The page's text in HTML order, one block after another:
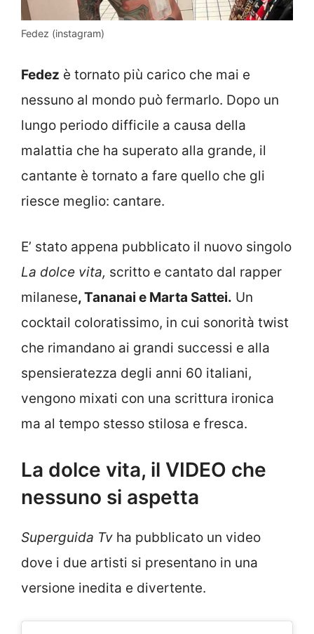
Fedez (instagram)
Fedez è tornato più carico che mai e
nessuno al mondo può fermarlo. Dopo un
lungo periodo difficile a causa della
malattia che ha superato alla grande, il
cantante è tornato a fare quello che gli
riesce meglio: cantare.
E’ stato appena pubblicato il nuovo singolo
La dolce vita, scritto e cantato dal rapper
milanese, Tananai e Marta Sattei. Un
cocktail coloratissimo, in cui sonorità twist
che rimandano ai grandi successi e alla
spensieratezza degli anni 60 italiani,
vengono mixati con una scrittura ironica
ma al tempo stesso stilosa e fresca.
La dolce vita, il VIDEO che
nessuno si aspetta
Superguida Tv ha pubblicato un video
dove i due artisti si presentano in una
versione inedita e divertente.